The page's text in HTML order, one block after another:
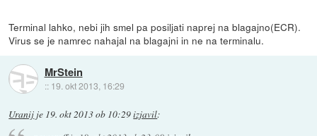
Terminal lahko, nebi jih smel pa posiljati naprej na blagajno(ECR).
Virus se je namrec nahajal na blagajni in ne na terminalu.
MrStein
:: 19. okt 2013, 16:29
Uranij je 19. okt 2013 ob 10:29izjavil: